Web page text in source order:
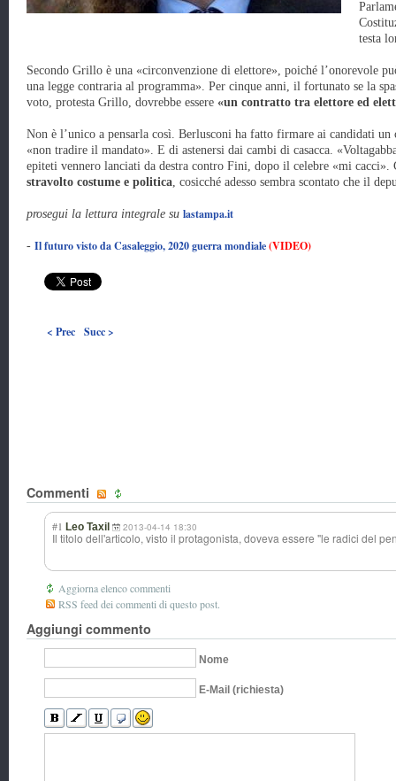
testa
Secondo Grillo è una «circonvenzione di elettore», poiché l’onorevole
una legge contraria al programma». Per cinque anni, il fortunato se la
voto, protesta Grillo, dovrebbe essere «un contratto tra elettore ed
Non è l’unico a pensarla così. Berlusconi ha fatto firmare ai candidati
«non tradire il mandato». E di astenersi dai cambi di casacca.
epiteti vennero lanciati da destra contro Fini, dopo il celebre «mi
stravolto costume e politica, cosicché adesso sembra scontato che il
prosegui la lettura integrale su lastampa.it
- Il futuro visto da Casaleggio, 2020 guerra mondiale(VIDEO)
< Prec Succ >
Commenti
#1 Leo Taxil 2013-04-14 18:30
Il titolo dell'articolo, visto il protagonista, doveva essere "le radici del
Aggiorna elenco commenti
RSS feed dei commenti di questo post.
Aggiungi commento
Nome
E-Mail (richiesta)